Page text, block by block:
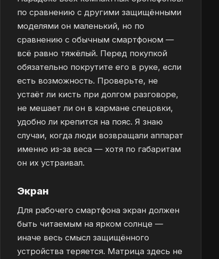
по сравнению с другими защищёнными
моделями он маленький, но по
сравнению с обычным смартфоном —
всё равно тяжёлый. Перед покупкой
обязательно покрутите его в руке, если
есть возможность. Проверьте, не
устаёт ли кисть при долгом разговоре,
не мешает ли он в кармане спецовки,
удобно ли крепится на пояс. Я знаю
случаи, когда люди возвращали аппарат
именно из-за веса — хотя по габаритам
он их устраивал.
Экран
Для рабочего смартфона экран должен
быть читаемым на ярком солнце —
иначе весь смысл защищённого
устройства теряется. Матрица здесь не